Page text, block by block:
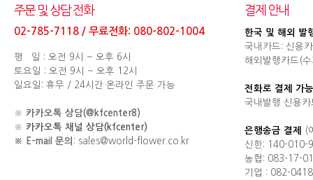
주문 및 상담 전화
02-785-7118 / 무료전화: 080-802-1004
평 일 : 오전 9시 ~ 오후 6시
토요일 : 오전 9시 ~ 오후 12시
일요일: 휴무 / 24시간 온라인 주문 가능
※ 카카오톡 상담(@kfcenter8)
※ 카카오톡 채널 상담(kfcenter)
※ E-mail 문의 : sales@world-flower.co.kr
결제 안내
한국 및 해외 발
국내카드: 신용
해외발행카드(
전화로 결제 가
국내발행 신용
은행송금 결제
(
신한: 140-010-
농협: 083-17-
기업 : 082-